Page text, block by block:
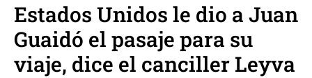
Estados Unidos le dio a Juan
Guaidó el pasaje para su
viaje, dice el canciller Leyva